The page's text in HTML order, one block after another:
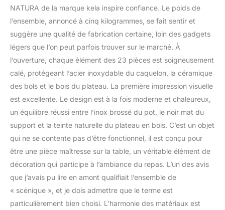
tournant sur roulement à
la protection amovible
contre les éclaboussures
une protection contre les
brûlures. Pour une
l'huile/le bouillon est
chauffé(e) dans le
caquelon à fondue sur la
cuisinière (convient à
tous les types de
cuisinières, y compris à
induction), puis
maintenu(e) au chaud à
l'aide d'un brûleur, de
sorte qu'aucun câble ne
gêne sur la table. kela,
une entreprise de taille
moyenne avec 120 ans
NATURA de la marque kela inspire confiance. Le poids de
l’ensemble, annoncé à cinq kilogrammes, se fait sentir et
suggère une qualité de fabrication certaine, loin des gadgets
légers que l’on peut parfois trouver sur le marché. À
l’ouverture, chaque élément des 23 pièces est soigneusement
calé, protégeant l’acier inoxydable du caquelon, la céramique
des bols et le bois du plateau. La première impression visuelle
est excellente. Le design est à la fois moderne et chaleureux,
un équilibre réussi entre l’inox brossé du pot, le noir mat du
support et la teinte naturelle du plateau en bois. C’est un objet
qui ne se contente pas d’être fonctionnel, il est conçu pour
être une pièce maîtresse sur la table, un véritable élément de
décoration qui participe à l’ambiance du repas. L’un des avis
que j’avais pu lire en amont qualifiait l’ensemble de
« scénique », et je dois admettre que le terme est
particulièrement bien choisi. L’harmonie des matériaux est